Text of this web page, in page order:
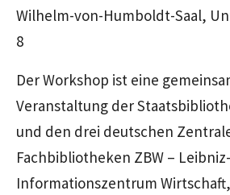
Wilhelm-von-Humboldt-Saal,
8
DerWorkshop ist eine
Veranstaltung der
und den drei deutschen
Fachbibliotheken ZBW – Leibniz-
Informationszentrum